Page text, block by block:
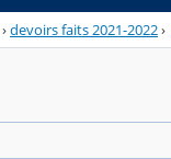
›devoirs faits 2021-2022›